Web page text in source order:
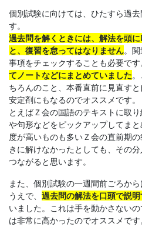
を
提
供
し
ま
す。
個別試験に向けては、ひたすら過
す。
過去問を解くときには、解法を頭
と、復習を怠ってはなりません。
事項をチェックすることも必要です
てノートなどにまとめていました
ちろんのこと、本番直前に見直す
安定剤にもなるのでオススメです
とえばＺ会の国語のテキストに取
や句形などをピックアップしてま
度が高いものも多いＺ会の直前期
きに解けなかったとしても、その
つながると思います。
また、個別試験の一週間前ごろか
うえで、 過去問の解法を口頭で説明
いました。これは手を動かさない
は非常に高かったのでオススメで